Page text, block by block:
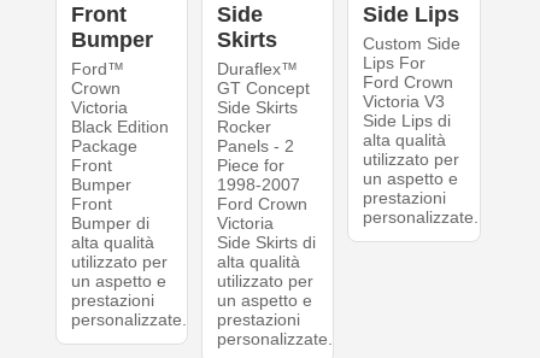
Front
Bumper
Ford™
Crown
Victoria
Black Edition
Package
Front
Bumper
Front
Bumper di
alta qualità
utilizzato per
un aspetto e
prestazioni
personalizzate.
Side
Skirts
Duraflex™
GT Concept
Side Skirts
Rocker
Panels - 2
Piece for
1998-2007
Ford Crown
Victoria
Side Skirts di
alta qualità
utilizzato per
un aspetto e
prestazioni
personalizzate.
Side Lips
Custom Side
Lips For
Ford Crown
Victoria V3
Side Lips di
alta qualità
utilizzato per
un aspetto e
prestazioni
personalizzate.